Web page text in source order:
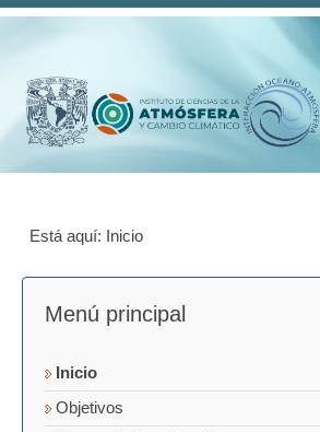
Está aquí: Inicio
Menú principal
Inicio
Objetivos